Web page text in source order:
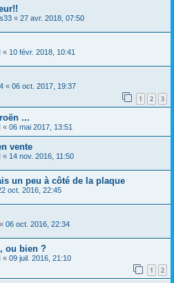
« 27 avr. 2018, 07:50
« 10 févr. 2018, 10:41
« 06 oct. 2017, 19:37
1 2 3
...
« 06 mai 2017, 13:51
vente
« 14 nov. 2016, 11:50
un peu à côté de la plaque
oct. 2016, 22:45
« 06 oct. 2016, 22:34
ou bien ?
« 09 juil. 2016, 21:10
1 2